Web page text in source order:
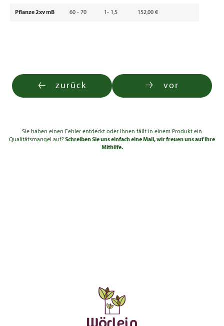
Pflanze 2xv mB 60 - 70 1- 1,5 152,00 €
zurück vor
Sie haben einen Fehler entdeckt oder Ihnen fällt in einem Produkt ein
Qualitätsmangel auf?Schreiben Sie uns einfach eine Mail, wir freuen uns auf Ihre
Mithilfe.